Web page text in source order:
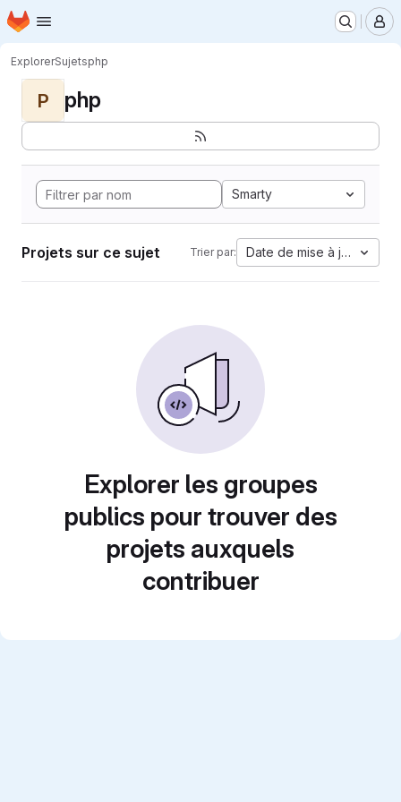
Passer au contenu principal
Page d'accueil
ExplorerSujetsphp
P php
Smarty
Projets sur ce sujet Trier par: Date de mise à jour
Explorer les groupes
publics pour trouver des
projets auxquels
contribuer